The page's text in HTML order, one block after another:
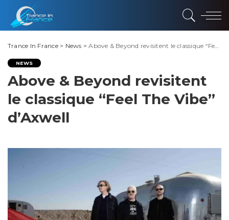
Trance In France> News >Above & Beyond revisitent le classique “Feel The Vibe” d’Axwell
NEWS
Above & Beyond revisitent
le classique “Feel The Vibe”
d’Axwell